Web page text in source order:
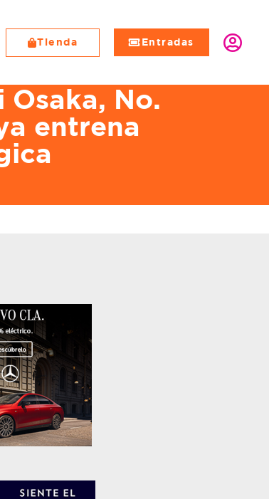
Tienda
Entradas
Osaka, No.
entrena